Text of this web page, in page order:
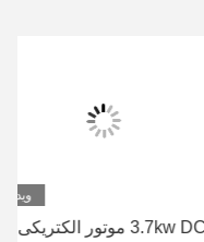
ویدیو
3.7kw DC موتور الکتریکی